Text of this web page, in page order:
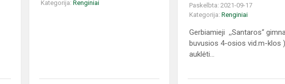
Kategorija:Renginiai
Paskelbta: 2021-09-17
Kategorija:Renginiai
Gerbiamieji ,,Santaros“
buvusios 4-osios vid.m-klos )
auklėti...